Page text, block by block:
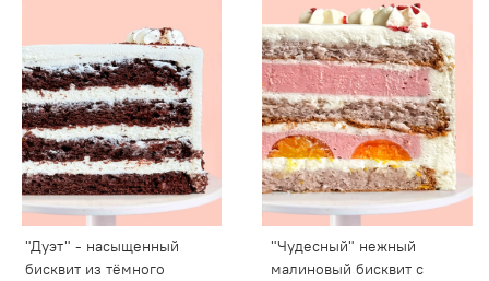
"Дуэт" - насыщенный
бисквит из тёмного
"Чудесный" нежный
малиновый бисквит с